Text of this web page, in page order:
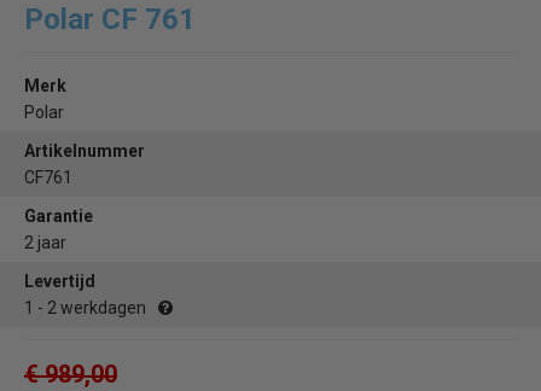
Polar CF 761
Merk
Polar
Artikelnummer
CF761
Garantie
2 jaar
Levertijd
1 - 2 werkdagen
€ 989,00